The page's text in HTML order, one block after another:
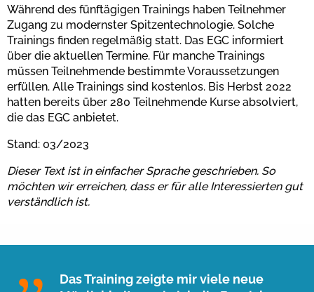
Während des fünftägigen Trainings haben Teilnehmer
Zugang zu modernster Spitzentechnologie. Solche
Trainings finden regelmäßig statt. Das EGC informiert
über die aktuellen Termine. Für manche Trainings
müssen Teilnehmende bestimmte Voraussetzungen
erfüllen. Alle Trainings sind kostenlos. Bis Herbst 2022
hatten bereits über 280 Teilnehmende Kurse absolviert,
die das EGC anbietet.
Stand: 03/2023
Dieser Text ist in einfacher Sprache geschrieben. So
möchten wir erreichen, dass er für alle Interessierten gut
verständlich ist.
Das Training zeigte mir viele neue